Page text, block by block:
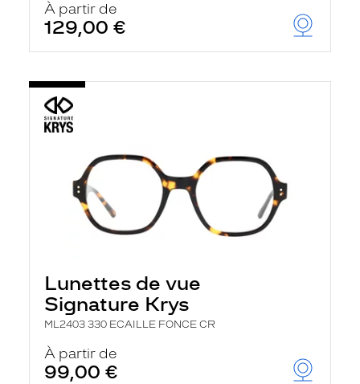
À partir de
129,00 €
Lunettes de vue
Signature Krys
ML2403 330 ECAILLE FONCE CR
À partir de
99,00 €